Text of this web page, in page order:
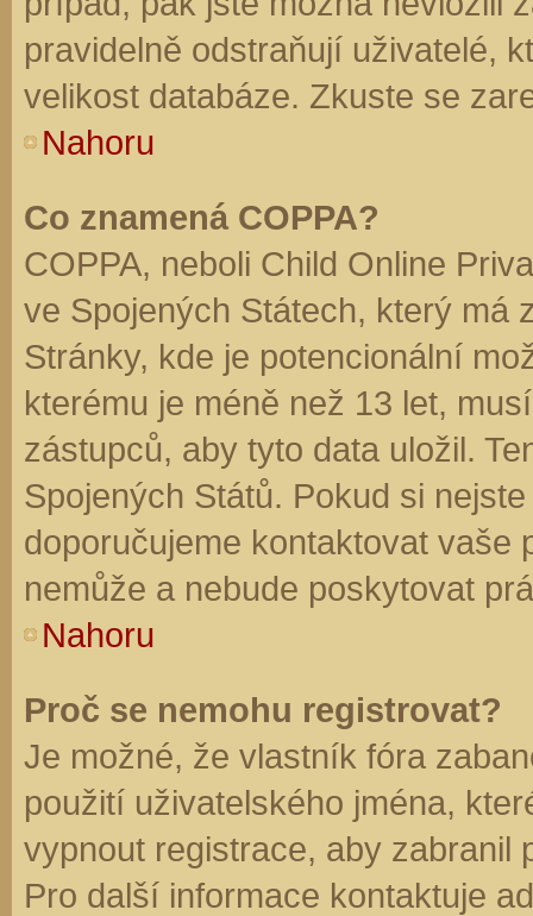
pravidelně odstraňují uživatelé,
velikost databáze. Zkuste se
Nahoru
Co znamená COPPA?
COPPA, neboli Child Online
ve Spojených Státech, který má
Stránky, kde je potencionální
kterému je méně než 13 let,
zástupců, aby tyto data uložil.
Spojených Států. Pokud si
doporučujeme kontaktovat vaše
nemůže a nebude poskytovat
Nahoru
Proč se nemohu registrovat?
Je možné, že vlastník fóra
použití uživatelského jména,
vypnout registrace, aby zabranil
Pro další informace kontaktuje